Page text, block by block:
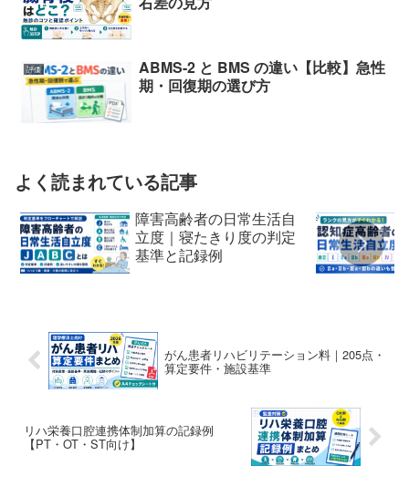
評価
ABMS-2 と BMS の違い【比較】急性
期・回復期の選び方
よく読まれている記事
障害高齢者の日常生活自
立度｜寝たきり度の判定
基準と記録例
がん患者リハビリテーション料｜205点・
算定要件・施設基準
リハ栄養口腔連携体制加算の記録例
【PT・OT・ST向け】